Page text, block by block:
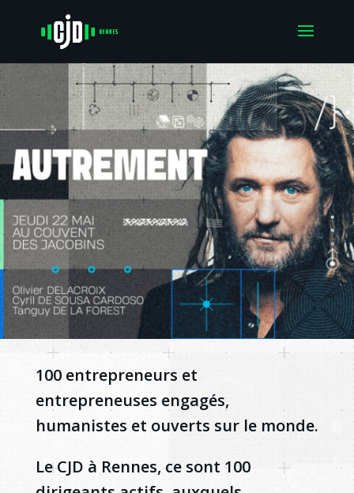
100 entrepreneurs et
entrepreneuses engagés,
humanistes et ouverts sur le monde.
Le CJD à Rennes, ce sont 100